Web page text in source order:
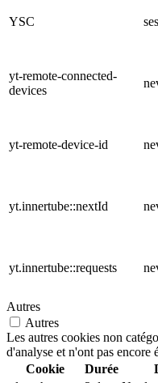
YSC
yt-remote-connected-
devices
yt-remote-device-id
yt.innertube::nextId
yt.innertube::requests
Autres
Autres
Les autres cookies non
d'analyse et n'ont pas encore
Cookie
Durée